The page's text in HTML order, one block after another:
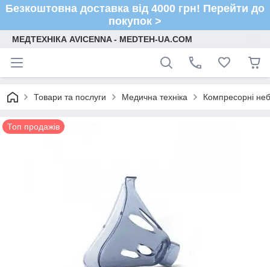
Безкоштовна доставка від 4000 грн! Перейти до
покупок >
МЕДТЕХНІКА AVICENNA - MEDTEH-UA.COM
Товари та послуги Медична техніка Компресорні
Топ продажів